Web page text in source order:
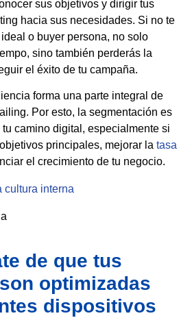
sus objetivos y dirigir tus
hacia sus necesidades. Si no te
o buyer persona, no solo
sino también perderás la
el éxito de tu campaña.
forma una parte integral de
Por esto, la segmentación es
camino digital, especialmente si
principales, mejorar la tasa
el crecimiento de tu negocio.
de que tus
optimizadas
dispositivos